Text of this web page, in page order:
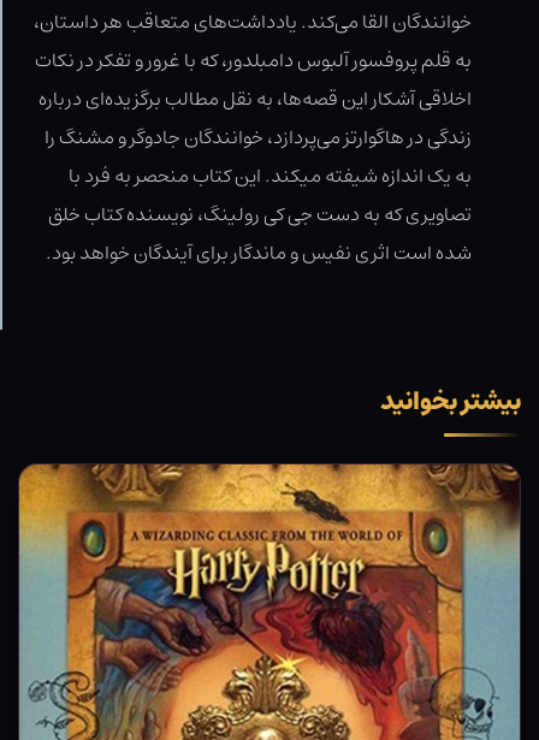
خوانندگان القا می‌کند. یادداشت‌هاى متعاقب هر داستان،
به قلم پروفسور آلبوس دامبلدور، که با غرور و تفکر در نکات
اخلاقى آشکار این قصه‌ها، به نقل مطالب برگزیده‌اى درباره
زندگى در هاگوارتز می‌پردازد، خوانندگان جادوگر و مشنگ را
به یک اندازه شیفته میکند. این کتاب منحصر به فرد با
تصاویرى که به دست جى کى رولینگ، نویسنده کتاب خلق
شده است اثرى نفیس و ماندگار براى آیندگان خواهد بود.
بیشتر بخوانید